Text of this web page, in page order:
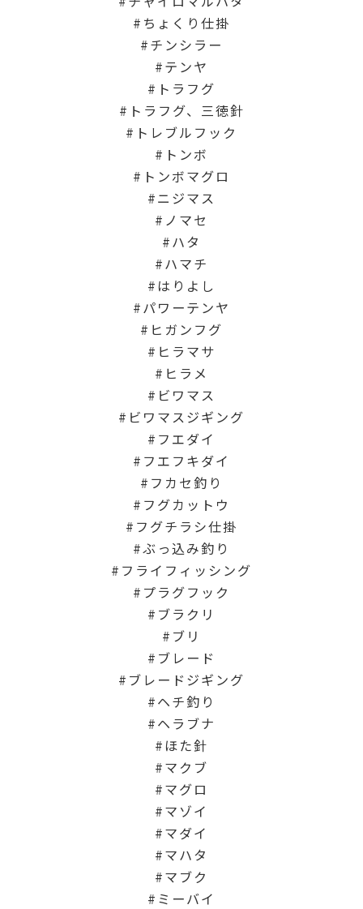
ちょくり仕掛
チンシラー
テンヤ
トラフグ
トラフグ、三徳針
トレブルフック
トンボ
トンボマグロ
ニジマス
ノマセ
ハタ
ハマチ
はりよし
パワーテンヤ
ヒガンフグ
ヒラマサ
ヒラメ
ビワマス
ビワマスジギング
フエダイ
フエフキダイ
フカセ釣り
フグカットウ
フグチラシ仕掛
ぶっ込み釣り
フライフィッシング
プラグフック
ブラクリ
ブリ
ブレード
ブレードジギング
ヘチ釣り
ヘラブナ
ほた針
マクブ
マグロ
マゾイ
マダイ
マハタ
マブク
ミーバイ